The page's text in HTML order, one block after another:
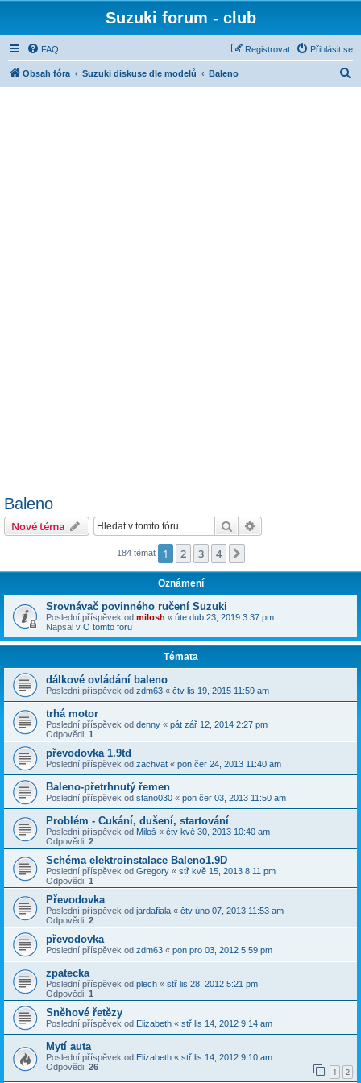
Suzuki forum - club
FAQ Přihlásit se
Registrovat
Obsah fóra Suzuki diskuse dle modelů Baleno
Baleno
Nové téma Hledat
184 témat 1 2 3 4
Oznámení
Srovnávač povinného ručení Suzuki
Poslední příspěvek od milosh « úte dub 23, 2019 3:37 pm
Napsal v O tomto foru
Témata
dálkové ovládání baleno
Poslední příspěvek od zdm63 « čtv lis 19, 2015 11:59 am
trhá motor
Poslední příspěvek od denny « pát zář 12, 2014 2:27 pm
Odpovědi: 1
převodovka 1.9td
Poslední příspěvek od zachvat « pon čer 24, 2013 11:40 am
Baleno-přetrhnutý řemen
Poslední příspěvek od stano030 « pon čer 03, 2013 11:50 am
Problém - Cukání, dušení, startování
Poslední příspěvek od Miloš « čtv kvě 30, 2013 10:40 am
Odpovědi: 2
Schéma elektroinstalace Baleno1.9D
Poslední příspěvek od Gregory « stř kvě 15, 2013 8:11 pm
Odpovědi: 1
Převodovka
Poslední příspěvek od jardafiala « čtv úno 07, 2013 11:53 am
Odpovědi: 2
převodovka
Poslední příspěvek od zdm63 « pon pro 03, 2012 5:59 pm
zpatecka
Poslední příspěvek od plech « stř lis 28, 2012 5:21 pm
Odpovědi: 1
Sněhové řetězy
Poslední příspěvek od Elizabeth « stř lis 14, 2012 9:14 am
Mytí auta
Poslední příspěvek od Elizabeth « stř lis 14, 2012 9:10 am
Odpovědi: 26 1 2